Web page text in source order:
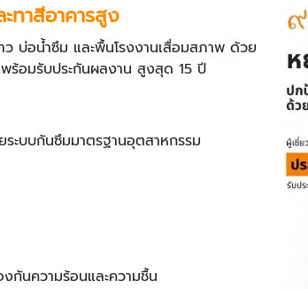
ทาสีอาคารสูง
บ่อน้ำซึม และพื้นโรงงานเสื่อมสภาพ ด้วย
ร้อมรับประกันผลงาน สูงสุด 15 ปี
ะบบกันซึมมาตรฐานอุตสาหกรรม
กันความร้อนและความชื้น